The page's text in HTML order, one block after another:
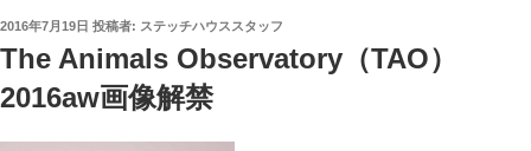
投
稿
日:
2016年7月19日 投稿者: ステッチハウススタッフ
The Animals Observatory（TAO）
2016aw画像解禁